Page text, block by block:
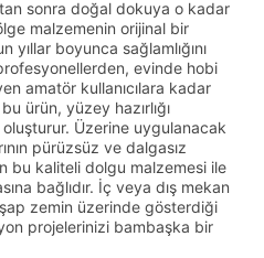
sonra doğal dokuya o kadar
malzemenin orijinal bir
yıllar boyunca sağlamlığını
evinde hobi
amatör kullanıcılara kadar
ürün, yüzey hazırlığı
oluşturur. Üzerine uygulanacak
pürüzsüz ve dalgasız
bu kaliteli dolgu malzemesi ile
bağlıdır. İç veya dış mekan
zemin üzerinde gösterdiği
projelerinizi bambaşka bir